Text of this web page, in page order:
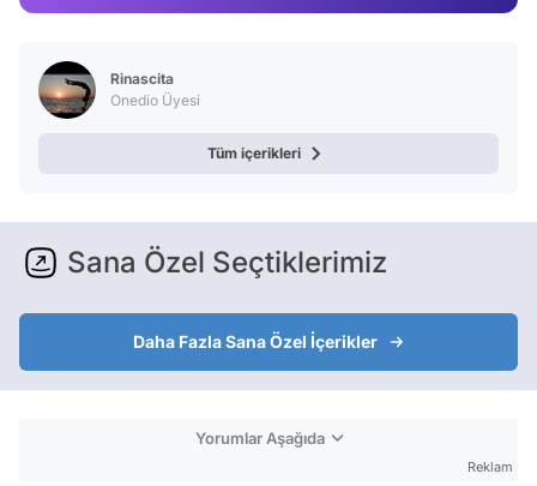
Rinascita
Onedio Üyesi
Tüm içerikleri
Sana Özel Seçtiklerimiz
Daha Fazla Sana Özel İçerikler
Yorumlar Aşağıda
Reklam